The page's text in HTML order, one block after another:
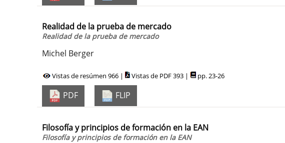
Realidad de la prueba de mercado
Realidad de la prueba de mercado
Michel Berger
Vistas de resúmen 966 | Vistas de PDF 393 | pp. 23-26
PDF FLIP
Filosofía y principios de formación en la EAN
Filosofía y principios de formación en la EAN